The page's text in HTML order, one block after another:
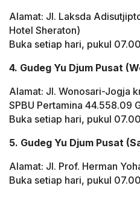
Alamat: Jl. Laksda
Hotel Sheraton)
Buka setiap hari, pukul
4. Gudeg Yu Djum Pusat
Alamat: Jl. Wonosari-Jogja
SPBU Pertamina 44.558.09
Buka setiap hari, pukul
5. Gudeg Yu Djum Pusat
Alamat: Jl. Prof. Herman
Buka setiap hari, pukul